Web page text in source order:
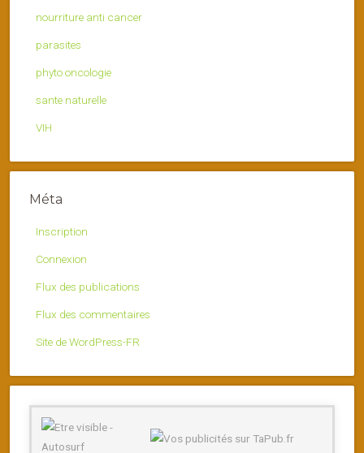
nourriture anti cancer
parasites
phyto oncologie
sante naturelle
VIH
Méta
Inscription
Connexion
Flux des publications
Flux des commentaires
Site de WordPress-FR